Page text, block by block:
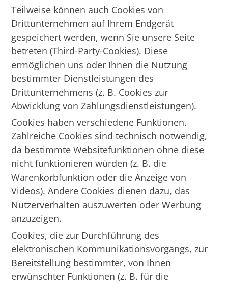
Teilweise können auch Cookies von
Drittunternehmen auf Ihrem Endgerät
gespeichert werden, wenn Sie unsere Seite
betreten (Third-Party-Cookies). Diese
ermöglichen uns oder Ihnen die Nutzung
bestimmter Dienstleistungen des
Drittunternehmens (z. B. Cookies zur
Abwicklung von Zahlungsdienstleistungen).
Cookies haben verschiedene Funktionen.
Zahlreiche Cookies sind technisch notwendig,
da bestimmte Websitefunktionen ohne diese
nicht funktionieren würden (z. B. die
Warenkorbfunktion oder die Anzeige von
Videos). Andere Cookies dienen dazu, das
Nutzerverhalten auszuwerten oder Werbung
anzuzeigen.
Cookies, die zur Durchführung des
elektronischen Kommunikationsvorgangs, zur
Bereitstellung bestimmter, von Ihnen
erwünschter Funktionen (z. B. für die